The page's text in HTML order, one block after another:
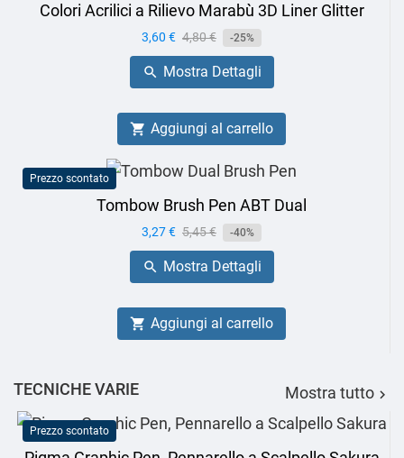
Colori Acrilici a Rilievo Marabù 3D Liner Glitter
Prezzo
3,60 € Prezzo
base
4,80 € -25%
 Mostra Dettagli
 Aggiungi al carrello
Prezzo scontato
Tombow Brush Pen ABT Dual
Prezzo
3,27 € Prezzo
base
5,45 € -40%
 Mostra Dettagli
 Aggiungi al carrello
TECNICHE VARIE Mostra tutto 
Prezzo scontato